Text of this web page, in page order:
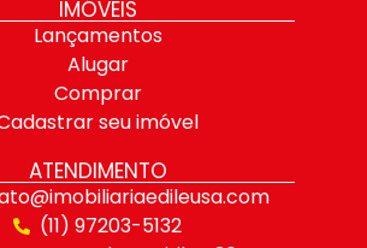
IMÓVEIS
Lançamentos
Alugar
Comprar
seu imóvel
ATENDIMENTO
(11) 97203-5132